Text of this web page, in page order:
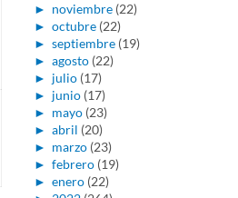
► noviembre (22)
► octubre (22)
► septiembre (19)
► agosto (22)
► julio (17)
► junio (17)
► mayo (23)
► abril (20)
► marzo (23)
► febrero (19)
► enero (22)